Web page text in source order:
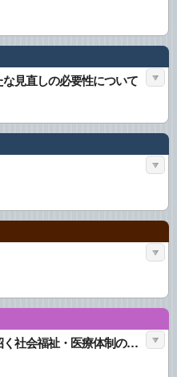
な見直しの必要性について
高齢社会における死者数増加が招く社会福祉・医療体制の危機について